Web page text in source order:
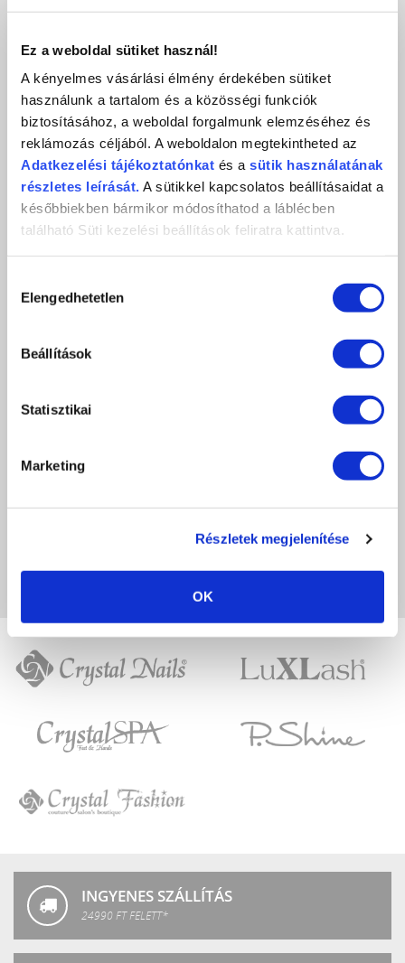
Ez a weboldal sütiket használ!
A kényelmes vásárlási élmény érdekében sütiket
használunk a tartalom és a közösségi funkciók
biztosításához, a weboldal forgalmunk elemzéséhez és
reklámozás céljából. A weboldalon megtekintheted az
Adatkezelési tájékoztatónkat és a sütik használatának
részletes leírását. A sütikkel kapcsolatos beállításaidat a
későbbiekben bármikor módosíthatod a láblécben
található Süti kezelési beállítások feliratra kattintva.
kiválasztása
Elengedhetetlen
Beállítások
Statisztikai
Marketing
Részletek megjelenítése
OK
ROYAL TOP GEL RT027 - 4ML
Dark Shadows / Éjjeli árnyak
2 390 Ft
db KOSÁRBA
KEDVENCEKHEZ AD
VÉLEMÉNYEZÉS
A képeken megjelenő színek eltérhetnek a valóságtól, a monitor beállításaitól
SPA
INGYENES SZÁLLÍTÁS
24990 FT FELETT*